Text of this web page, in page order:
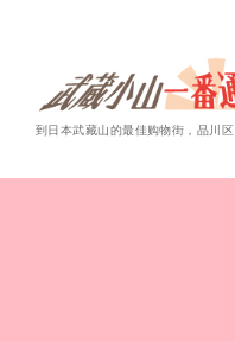
到日本武藏山的最佳购物街，品川区